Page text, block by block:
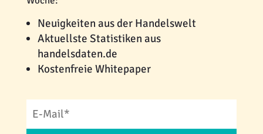
Neuigkeiten aus der Handelswelt
Aktuellste Statistiken aus
handelsdaten.de
Kostenfreie Whitepaper